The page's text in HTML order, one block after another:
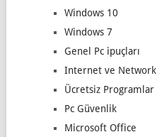
Windows 10
Windows 7
Genel Pc ipuçları
Internet ve Network
Ücretsiz Programlar
Pc Güvenlik
Microsoft Office